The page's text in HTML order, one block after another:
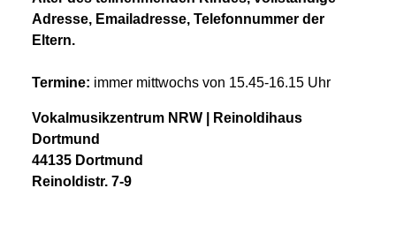
Adresse, Emailadresse, Telefonnummer der
Eltern.
Termine: immer mittwochs von 15.45-16.15 Uhr
Vokalmusikzentrum NRW | Reinoldihaus
Dortmund
44135 Dortmund
Reinoldistr. 7-9